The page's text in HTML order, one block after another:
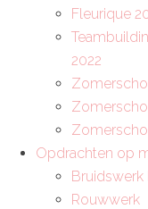
Fleurique
2022
Opdrachten op
Bruidswerk
Rouwwerk